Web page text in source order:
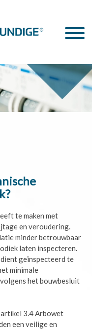
te maken met
en veroudering.
minder betrouwbaar
laten inspecteren.
geïnspecteerd te
minimale
het bouwbesluit
3.4 Arbowet
een veilige en